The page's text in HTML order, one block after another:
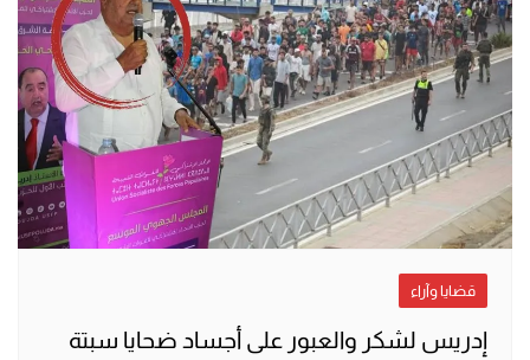
قضايا وآراء
إدريس لشكر والعبور على أجساد ضحايا سبتة